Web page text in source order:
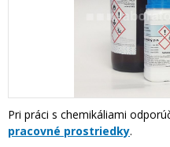
Pri práci s chemikáliami
pracovné prostriedky.